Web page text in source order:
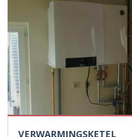
VERWARMINGSKETEL